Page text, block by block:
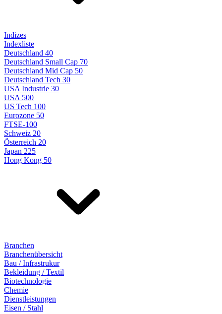
Indizes
Indexliste
Deutschland 40
Deutschland Small Cap 70
Deutschland Mid Cap 50
Deutschland Tech 30
USA Industrie 30
USA 500
US Tech 100
Eurozone 50
FTSE-100
Schweiz 20
Österreich 20
Japan 225
Hong Kong 50
Branchen
Branchenübersicht
Bau / Infrastrukur
Bekleidung / Textil
Biotechnologie
Chemie
Dienstleistungen
Eisen / Stahl